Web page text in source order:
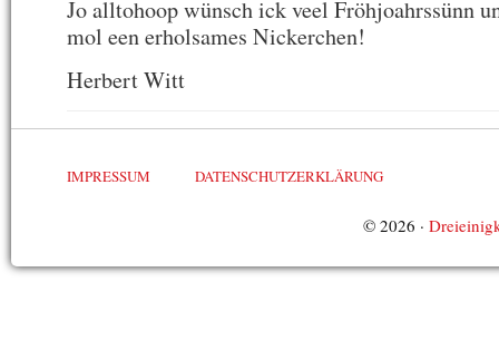
Jo alltohoop wünsch ick veel Fröhjoahrssünn
mol een erholsames Nickerchen!
Herbert Witt
IMPRESSUM DATENSCHUTZERKLÄRUNG
© 2026 ·